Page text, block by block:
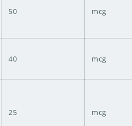
50 mcg
40 mcg
25 mcg